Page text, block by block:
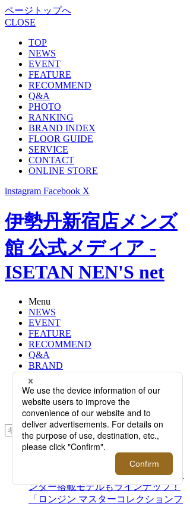
ページトップへ
CLOSE
TOP
NEWS
EVENT
FEATURE
RECOMMEND
Q&A
PHOTO
RANKING
BRAND INDEX
FLOOR GUIDE
SERVICE
CONTACT
ONLINE STORE
instagram Facebook X
伊勢丹新宿店メンズ
館 公式メディア -
ISETAN NEN'S net
Menu
NEWS
EVENT
FEATURE
RECOMMEND
Q&A
BRAND
RANKING
ONLINE STORE
SERVICE
検索
TOP
＜LONGINES/ロンジン＞｜年次カレ
ンダー搭載モデルもラインナップ！
「ロンジン マスターコレクションフ